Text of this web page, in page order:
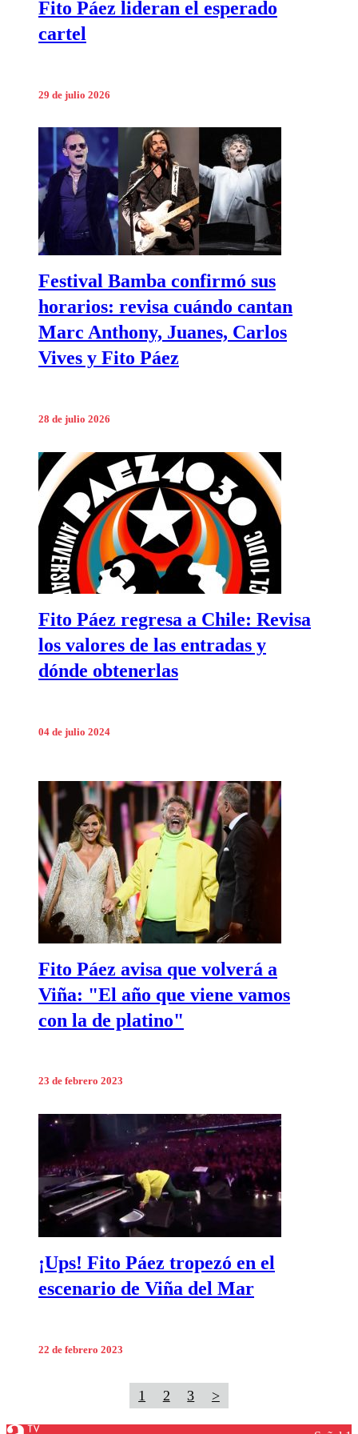
Fito Páez lideran el esperado
cartel
29 de julio 2026
Festival Bamba confirmó sus
horarios: revisa cuándo cantan
Marc Anthony, Juanes, Carlos
Vives y Fito Páez
28 de julio 2026
Fito Páez regresa a Chile: Revisa
los valores de las entradas y
dónde obtenerlas
04 de julio 2024
Fito Páez avisa que volverá a
Viña: "El año que viene vamos
con la de platino"
23 de febrero 2023
¡Ups! Fito Páez tropezó en el
escenario de Viña del Mar
22 de febrero 2023
1 2 3 >